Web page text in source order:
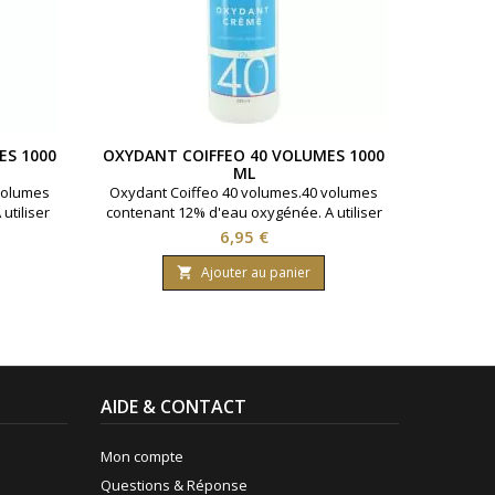
1000
utiliser
OXYDANT COIFFEO 40 VOLUMES 1000
ML
Oxydant Coiffeo 40 volumes.40 volumes
contenant 12% d'eau oxygénée. A utiliser
avec la coloration cheveux Coiffeo pour
un parfait rendu.Bouteille contenant 1000
ml.
Prix
6,95 €
 Ajouter au panier
AIDE & CONTACT
Mon compte
Questions & Réponse